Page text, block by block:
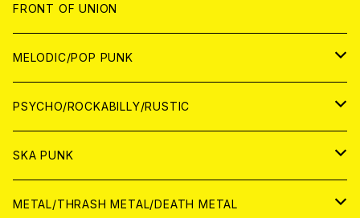
JAPAN
アナログ
CD
WORLD
アナログ
CD
FRONT OF UNION
MELODIC/POP PUNK
JAPAN
CD
ANALOG
WORLD
CD
PSYCHO/ROCKABILLY/RUSTIC
JAPAN
CD
WORLD
SKA PUNK
JAPAN
METAL/THRASH METAL/DEATH METAL